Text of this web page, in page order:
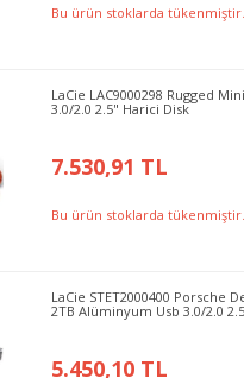
Bu ürün stoklarda tükenmiştir.
LaCie LAC9000298 Rugged
3.0/2.0 2.5" Harici Disk
7.530,91 TL
Bu ürün stoklarda tükenmiştir.
LaCie STET2000400 Porsche
2TB Alüminyum Usb 3.0/2.0
5.450,10 TL